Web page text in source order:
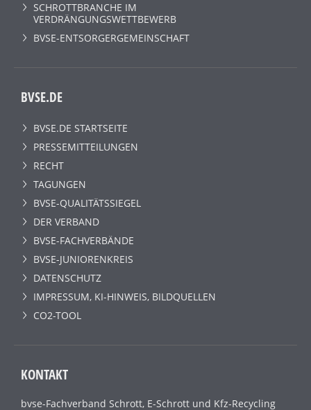
SCHROTTBRANCHE IM
VERDRÄNGUNGSWETTBEWERB
BVSE-ENTSORGERGEMEINSCHAFT
BVSE.DE
BVSE.DE STARTSEITE
PRESSEMITTEILUNGEN
RECHT
TAGUNGEN
BVSE-QUALITÄTSSIEGEL
DER VERBAND
BVSE-FACHVERBÄNDE
BVSE-JUNIORENKREIS
DATENSCHUTZ
IMPRESSUM, KI-HINWEIS, BILDQUELLEN
CO2-TOOL
KONTAKT
bvse-Fachverband Schrott, E-Schrott und Kfz-Recycling